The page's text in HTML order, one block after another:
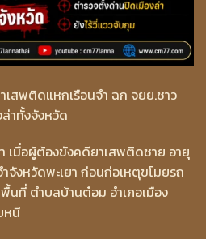
เสพติดแหกเรือนจำ ฉก จยย.ชาว
าทั้งจังหวัด
เมื่อผู้ต้องขังคดียาเสพติดชาย อายุ
จังหวัดพะเยา ก่อนก่อเหตุขโมยรถ
นที่ ตำบลบ้านต๋อม อำเภอเมือง
หนี